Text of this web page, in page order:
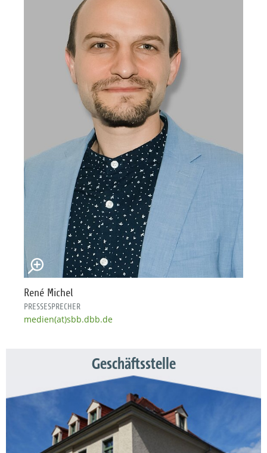
René Michel
PRESSESPRECHER
medien(at)sbb.dbb.de
Geschäftsstelle